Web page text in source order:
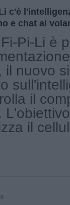
c'è
e chat al
Pi-Li è
il nuovo
il
il